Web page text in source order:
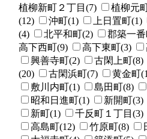
植柳新町２丁目(7)
植柳元
(12)
沖町(1) 上日置町(1)
(4)
北平和町(2) 郡築一
高下西町(9)
高下東町(3)
興善寺町(2)
古閑上町(8)
(20)
古閑浜町(7) 黄金町
敷川内町(1)
島田町(8)
昭和日進町(1)
新開町(3)
新町(1)
千反町１丁目(3)
高島町(12)
竹原町(8)